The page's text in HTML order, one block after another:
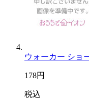
ウォーカー ショ
178円
税込